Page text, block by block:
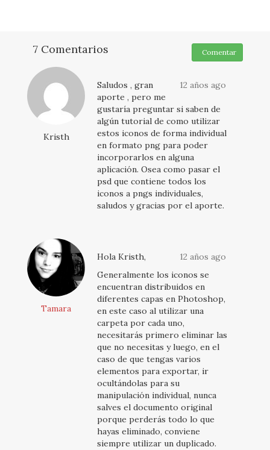
7 Comentarios Comentar
Kristh
12 años ago
Saludos , gran
aporte , pero me
gustaría preguntar si saben de
algún tutorial de como utilizar
estos iconos de forma individual
en formato png para poder
incorporarlos en alguna
aplicación. Osea como pasar el
psd que contiene todos los
iconos a pngs individuales,
saludos y gracias por el aporte.
Tamara
12 años ago
Hola Kristh,
Generalmente los iconos se
encuentran distribuidos en
diferentes capas en Photoshop,
en este caso al utilizar una
carpeta por cada uno,
necesitarás primero eliminar las
que no necesitas y luego, en el
caso de que tengas varios
elementos para exportar, ir
ocultándolas para su
manipulación individual, nunca
salves el documento original
porque perderás todo lo que
hayas eliminado, conviene
siempre utilizar un duplicado.